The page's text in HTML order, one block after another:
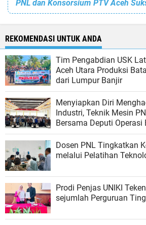
REKOMENDASI UNTUK ANDA
Tim Pengabdian USK
Aceh Utara Produksi
dari Lumpur Banjir
Menyiapkan Diri
Industri, Teknik Mesin
Bersama Deputi Operasi
Dosen PNL Tingkatkan
melalui Pelatihan
Prodi Penjas UNIKI
sejumlah Perguruan